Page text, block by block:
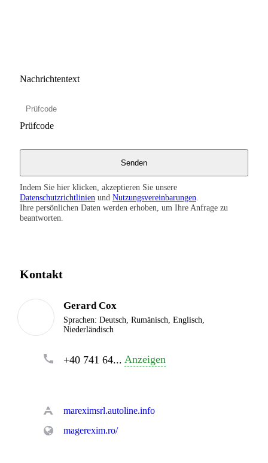
Nachrichtentext
Prüfcode
Indem Sie hier klicken, akzeptieren Sie unsere
Datenschutzrichtlinien und Nutzungsvereinbarungen.
Ihre persönlichen Daten werden erhoben, um Ihre Anfrage zu
beantworten.
Kontakt
Gerard Cox
Sprachen: Deutsch, Rumänisch, Englisch,
Niederländisch
+40 741 64... Anzeigen
mareximsrl.autoline.info
magerexim.ro/